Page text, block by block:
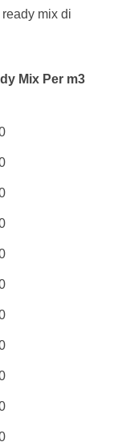
mix di
Mix Per m3